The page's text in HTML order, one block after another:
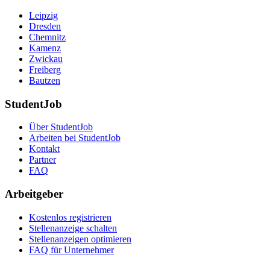
Leipzig
Dresden
Chemnitz
Kamenz
Zwickau
Freiberg
Bautzen
StudentJob
Über StudentJob
Arbeiten bei StudentJob
Kontakt
Partner
FAQ
Arbeitgeber
Kostenlos registrieren
Stellenanzeige schalten
Stellenanzeigen optimieren
FAQ für Unternehmer